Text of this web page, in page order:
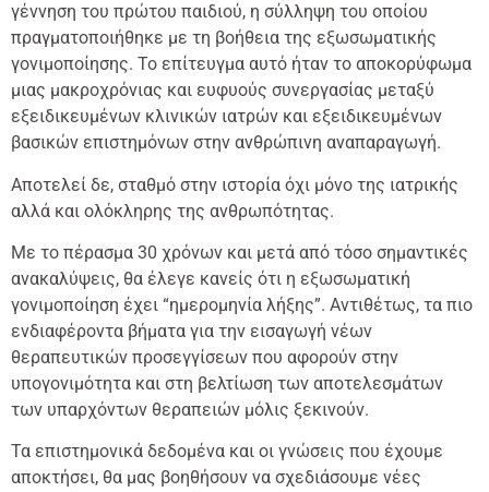
γέννηση του πρώτου παιδιού, η σύλληψη του οποίου
πραγματοποιήθηκε με τη βοήθεια της εξωσωματικής
γονιμοποίησης. Το επίτευγμα αυτό ήταν το αποκορύφωμα
μιας μακροχρόνιας και ευφυούς συνεργασίας μεταξύ
εξειδικευμένων κλινικών ιατρών και εξειδικευμένων
βασικών επιστημόνων στην ανθρώπινη αναπαραγωγή.
Αποτελεί δε, σταθμό στην ιστορία όχι μόνο της ιατρικής
αλλά και ολόκληρης της ανθρωπότητας.
Mε το πέρασμα 30 χρόνων και μετά από τόσο σημαντικές
ανακαλύψεις, θα έλεγε κανείς ότι η εξωσωματική
γονιμοποίηση έχει “ημερομηνία λήξης”. Αντιθέτως, τα πιο
ενδιαφέροντα βήματα για την εισαγωγή νέων
θεραπευτικών προσεγγίσεων που αφορούν στην
υπογονιμότητα και στη βελτίωση των αποτελεσμάτων
των υπαρχόντων θεραπειών μόλις ξεκινούν.
Τα επιστημονικά δεδομένα και οι γνώσεις που έχουμε
αποκτήσει, θα μας βοηθήσουν να σχεδιάσουμε νέες